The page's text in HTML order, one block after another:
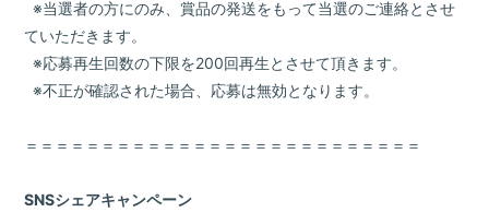
※当選者の方にのみ、賞品の発送をもって当選のご連絡とさせ
ていただきます。
※応募再生回数の下限を200回再生とさせて頂きます。
※不正が確認された場合、応募は無効となります。
＝＝＝＝＝＝＝＝＝＝＝＝＝＝＝＝＝＝＝＝＝＝＝＝＝＝
SNSシェアキャンペーン